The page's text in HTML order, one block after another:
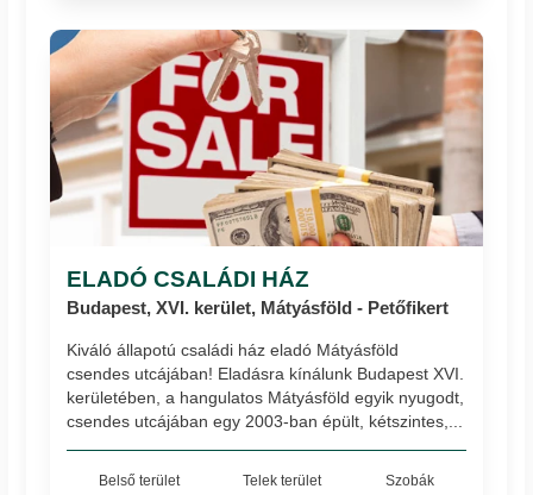
ELADÓ CSALÁDI HÁZ
Budapest, XVI. kerület, Mátyásföld - Petőfikert
Kiváló állapotú családi ház eladó Mátyásföld
csendes utcájában! Eladásra kínálunk Budapest XVI.
kerületében, a hangulatos Mátyásföld egyik nyugodt,
csendes utcájában egy 2003-ban épült, kétszintes,...
Belső terület Telek terület Szobák